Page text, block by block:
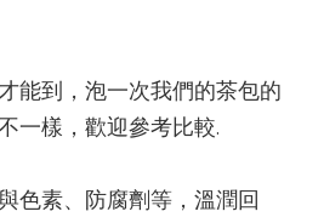
能到，泡一次我們的茶包的
一樣，歡迎參考比較.
色素、防腐劑等，溫潤回